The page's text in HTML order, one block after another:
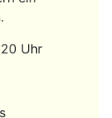
Uhr